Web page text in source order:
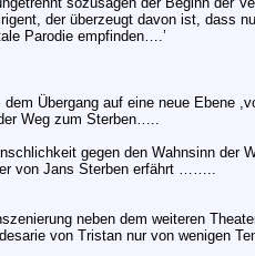
der überzeugt davon ist,
Parodie empfinden….’
Übergang auf eine neue Ebene
Weg zum Sterben…..
gegen den Wahnsinn der
von Jans Sterben erfährt ……..
neben dem weiteren
von Tristan nur von wenigen